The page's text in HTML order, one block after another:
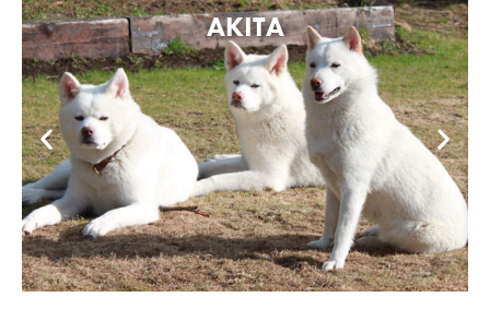
AKITA